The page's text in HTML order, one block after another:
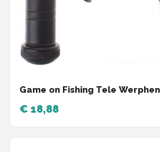
Game on Fishing Tele
€ 18,88